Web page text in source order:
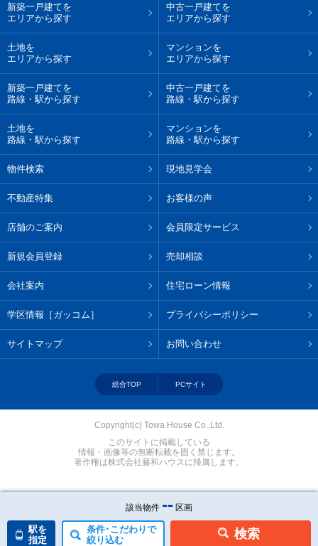
該当物件 -- 区画
駅を
指定
条件･こだわりで
絞り込む
検索
新築一戸建てを
エリアから探す
中古一戸建てを
エリアから探す
土地を
エリアから探す
マンションを
エリアから探す
新築一戸建てを
路線・駅から探す
中古一戸建てを
路線・駅から探す
土地を
路線・駅から探す
マンションを
路線・駅から探す
物件検索 現地見学会
不動産特集 お客様の声
店舗のご案内 会員限定サービス
新規会員登録 売却相談
会社案内 住宅ローン情報
学区情報［ガッコム］ プライバシーポリシー
サイトマップ お問い合わせ
総合TOP PCサイト
Copyright(c) Towa House Co.,Ltd.
このサイトに掲載している
情報・画像等の無断転載を固く禁じます。
著作権は株式会社藤和ハウスに帰属します。